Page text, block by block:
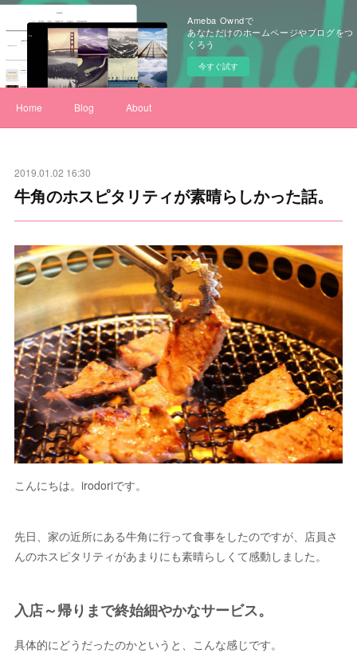
Ameba Owndで
あなただけのホームページやブログをつ
くろう
今すぐ試す
Home Blog About
2019.01.02 16:30
牛角のホスピタリティが素晴らしかった話。
こんにちは。irodoriです。
先日、家の近所にある牛角に行って食事をしたのですが、店員さ
んのホスピタリティがあまりにも素晴らしくて感動しました。
入店～帰りまで終始細やかなサービス。
具体的にどうだったのかというと、こんな感じです。